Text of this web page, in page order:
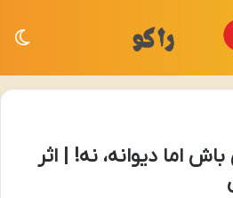
اما دیوانه، نه! | اثر